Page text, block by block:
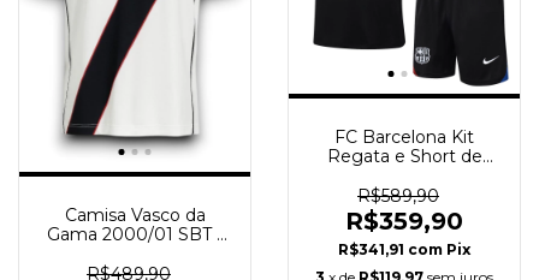
Camisa Vasco da
Gama 2000/01 SBT -
Branca
R$489,90
FC Barcelona Kit
Regata e Short de
Masculina - Preto
R$589,90
R$359,90
R$341,91 com Pix